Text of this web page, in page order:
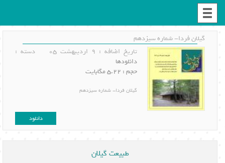
گیلان فردا- شماره سیزدهم
تاریخ اضافه : 9 اردیبهشت 05
دسته :
دانلودها
حجم : 5.22 مگابایت
گیلان فردا- شماره سیزدهم
دانلود
طبیعت گیلان